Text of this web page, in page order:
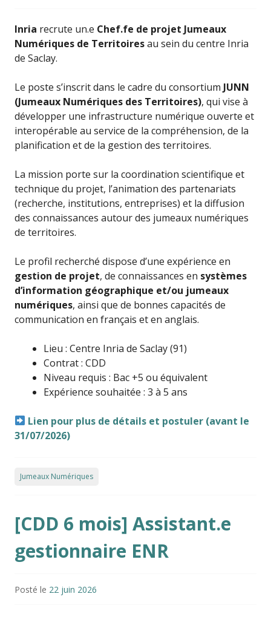
Inria recrute un.e Chef.fe de projet Jumeaux
Numériques de Territoiresau sein du centre Inria
de Saclay.
Le poste s’inscrit dans le cadre du consortium JUNN
(Jumeaux Numériques des Territoires), qui vise à
développer une infrastructure numérique ouverte et
interopérable au service de la compréhension, de la
planification et de la gestion des territoires.
La mission porte sur la coordination scientifique et
technique du projet, l’animation des partenariats
(recherche, institutions, entreprises) et la diffusion
des connaissances autour des jumeaux numériques
de territoires.
Le profil recherché dispose d’une expérience en
gestion de projet, de connaissances en systèmes
d’information géographique et/ou jumeaux
numériques, ainsi que de bonnes capacités de
communication en français et en anglais.
Lieu : Centre Inria de Saclay (91)
Contrat : CDD
Niveau requis : Bac +5 ou équivalent
Expérience souhaitée : 3 à 5 ans
Lien pour plus de détails et postuler (avant le
31/07/2026)
Jumeaux Numériques
[CDD 6 mois] Assistant.e
gestionnaire ENR
Posté le 22 juin 2026